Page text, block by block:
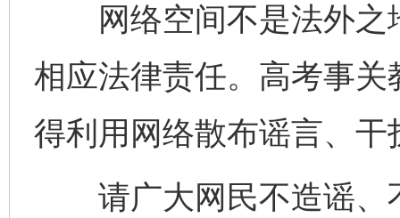
网络空间不是法外之
相应法律责任。高考事
得利用网络散布谣言、干
请广大网民不造谣、